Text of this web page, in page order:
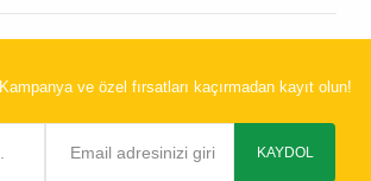
Kampanya ve özel fırsatları kaçırmadan kayıt olun!
KAYDOL